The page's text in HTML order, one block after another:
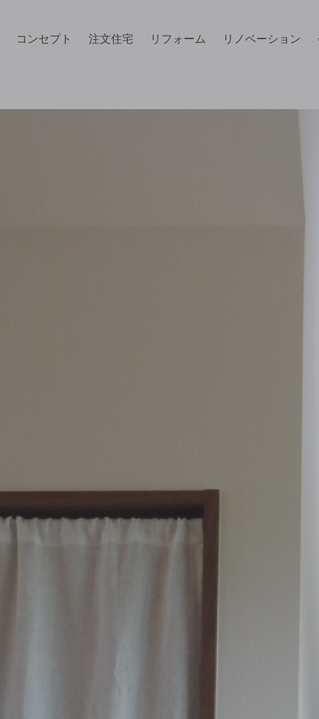
コンセプト 注文住宅 リフォーム リノベーション